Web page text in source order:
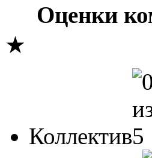
Оценки
★
Коллектив